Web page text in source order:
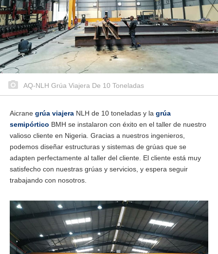
AQ-NLH Grúa Viajera De 10 Toneladas
Aicrane grúa viajera NLH de 10 toneladas y la grúa
semipórtico BMH se instalaron con éxito en el taller de nuestro
valioso cliente en Nigeria. Gracias a nuestros ingenieros,
podemos diseñar estructuras y sistemas de grúas que se
adapten perfectamente al taller del cliente. El cliente está muy
satisfecho con nuestras grúas y servicios, y espera seguir
trabajando con nosotros.